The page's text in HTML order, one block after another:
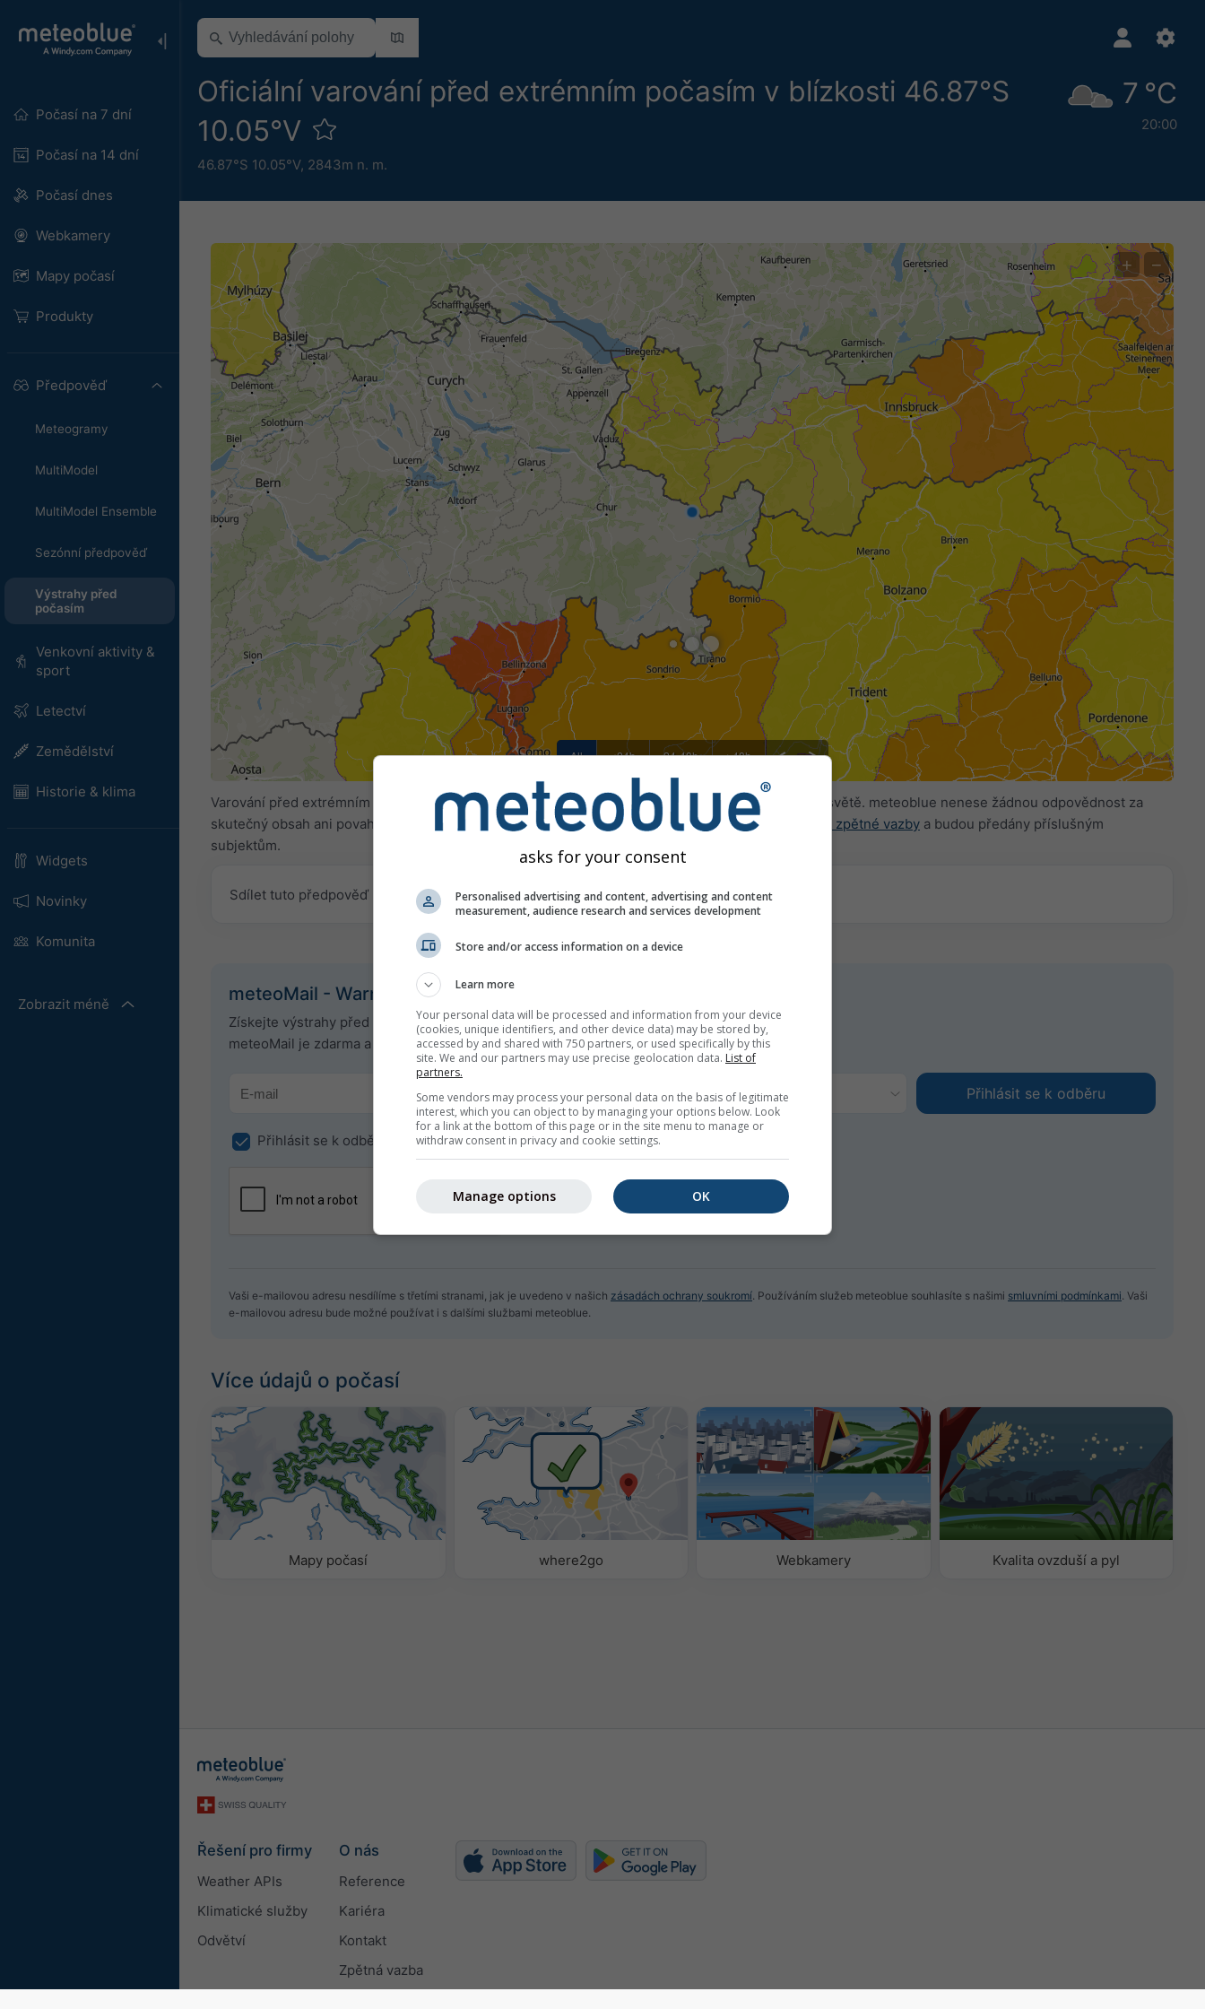
Počasí na 7 dní
Počasí na 14 dní
Počasí dnes
Webkamery
Mapy počasí
Produkty
Předpověď
Meteogramy
MultiModel
MultiModel Ensemble
Sezónní předpověď
Výstrahy před
počasím
Venkovní aktivity &
sport
Letectví
Zemědělství
Historie & klima
Widgets
Novinky
Komunita
Zobrazit méně
Oficiální varování před extrémním počasím v blízkosti 46.87°S
10.05°V
46.87°S 10.05°V, 2843m n. m.
7 °C
20:00
All <24h 24-48h >48h
+ −
Varování před extrémním počasím poskytuje meteoblue více než 80 oficiálních agentur po celém světě. meteoblue nenese žádnou odpovědnost za
skutečný obsah ani povahu těchto varování. Problémy lze hlásit prostřednictvím našeho
formuláře zpětné vazby a budou předány příslušným
subjektům.
Sdílet tuto předpověď
meteoMail - Warnings pro 46.87°S 10.05°V
Získejte výstrahy před počasím e-mailem zdarma.
meteoMail je zdarma a můžete se odhlásit kdykoli.
Přihlásit se k odběru newsletteru
Vaši e-mailovou adresu nesdílíme s třetími stranami, jak je uvedeno v našich zásadách ochrany soukromí . Používáním služeb meteoblue souhlasíte s našimi smluvními podmínkami . Vaši
e-mailovou adresu bude možné používat i s dalšími službami meteoblue.
Více údajů o počasí
Mapy počasí where2go Webkamery Kvalita ovzduší a pyl
Řešení pro firmy
Weather APIs
Klimatické služby
Odvětví
O nás
Reference
Kariéra
Kontakt
Zpětná vazba
asks for your consent
Personalised advertising and content, advertising and content
measurement, audience research and services development
Store and/or access information on a device
Learn more
Your personal data will be processed and information from your device
(cookies, unique identifiers, and other device data) may be stored by,
accessed by and shared with 750 partners, or used specifically by this
site. We and our partners may use precise geolocation data. List of
partners.
Some vendors may process your personal data on the basis of legitimate
interest, which you can object to by managing your options below. Look
for a link at the bottom of this page or in the site menu to manage or
withdraw consent in privacy and cookie settings.
OK
Manage options